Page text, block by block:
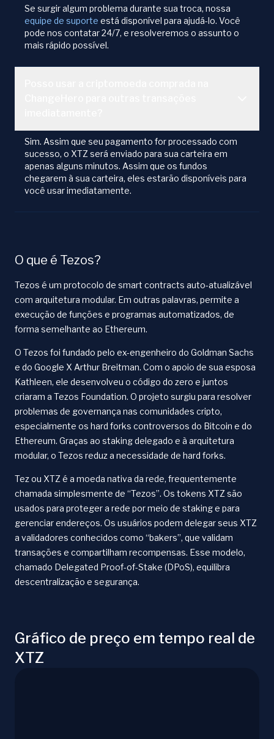
Se surgir algum problema durante sua troca, nossa
equipe de suporte está disponível para ajudá-lo. Você
pode nos contatar 24/7, e resolveremos o assunto o
mais rápido possível.
Sim. Assim que seu pagamento for processado com
sucesso, o XTZ será enviado para sua carteira em
apenas alguns minutos. Assim que os fundos
chegarem à sua carteira, eles estarão disponíveis para
você usar imediatamente.
O que é Tezos?
Tezos é um protocolo de smart contracts auto-atualizável
com arquitetura modular. Em outras palavras, permite a
execução de funções e programas automatizados, de
forma semelhante ao Ethereum.
O Tezos foi fundado pelo ex-engenheiro do Goldman Sachs
e do Google X Arthur Breitman. Com o apoio de sua esposa
Kathleen, ele desenvolveu o código do zero e juntos
criaram a Tezos Foundation. O projeto surgiu para resolver
problemas de governança nas comunidades cripto,
especialmente os hard forks controversos do Bitcoin e do
Ethereum. Graças ao staking delegado e à arquitetura
modular, o Tezos reduz a necessidade de hard forks.
Tez ou XTZ é a moeda nativa da rede, frequentemente
chamada simplesmente de “Tezos”. Os tokens XTZ são
usados para proteger a rede por meio de staking e para
gerenciar endereços. Os usuários podem delegar seus XTZ
a validadores conhecidos como “bakers”, que validam
transações e compartilham recompensas. Esse modelo,
chamado Delegated Proof-of-Stake (DPoS), equilibra
descentralização e segurança.
Gráfico de preço em tempo real de
XTZ